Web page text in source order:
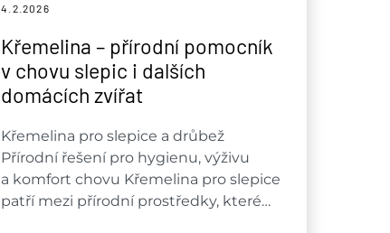
4.2. 2026
Křemelina – přírodní pomocník
v chovu slepic i dalších
domácích zvířat
Křemelina pro slepice a drůbež
Přírodní řešení pro hygienu, výživu
a komfort chovu Křemelina pro slepice
patří mezi přírodní prostředky, které…